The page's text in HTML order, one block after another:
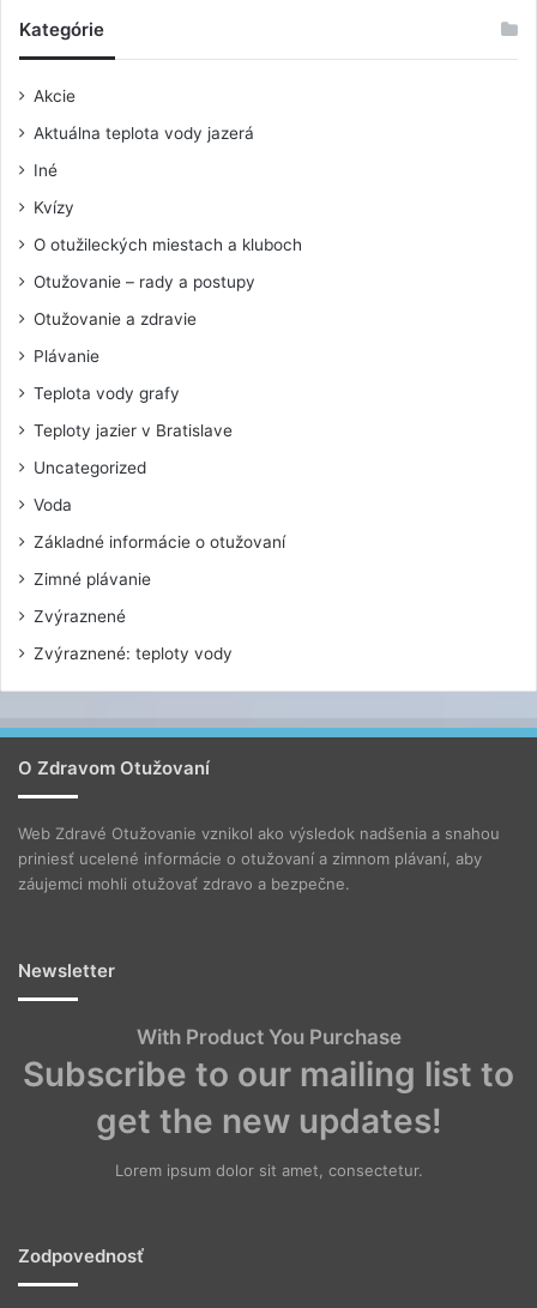
Kategórie
Akcie
Aktuálna teplota vody jazerá
Iné
Kvízy
O otužileckých miestach a kluboch
Otužovanie – rady a postupy
Otužovanie a zdravie
Plávanie
Teplota vody grafy
Teploty jazier v Bratislave
Uncategorized
Voda
Základné informácie o otužovaní
Zimné plávanie
Zvýraznené
Zvýraznené: teploty vody
O Zdravom Otužovaní
Web Zdravé Otužovanie vznikol ako výsledok nadšenia a snahou
priniesť ucelené informácie o otužovaní a zimnom plávaní, aby
záujemci mohli otužovať zdravo a bezpečne.
Newsletter
With Product You Purchase
Subscribe to our mailing list to
get the new updates!
Lorem ipsum dolor sit amet, consectetur.
Zodpovednosť